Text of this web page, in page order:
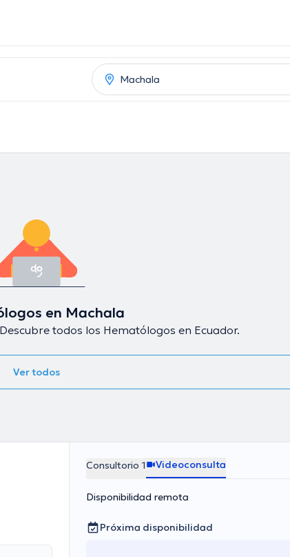
en Machala
todos los Hematólogos en Ecuador.
Ver todos
Consultorio 1 Videoconsulta
Disponibilidad remota
Próxima disponibilidad